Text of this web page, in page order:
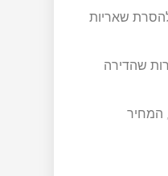
להסרת שאריות
שהדירה
המחיר